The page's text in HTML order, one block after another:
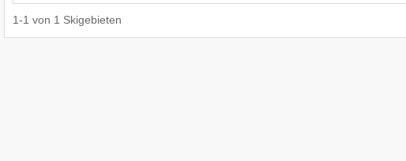
1-1 von 1 Skigebieten